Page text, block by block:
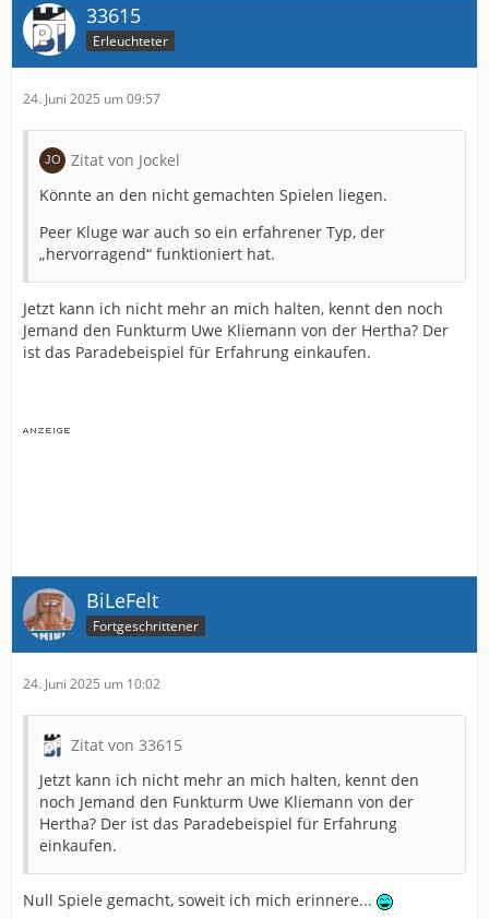
33615
Erleuchteter
24. Juni 2025 um 09:57
Zitat von Jockel
Könnte an den nicht gemachten Spielen liegen.
Peer Kluge war auch so ein erfahrener Typ, der
„hervorragend“ funktioniert hat.
Jetzt kann ich nicht mehr an mich halten, kennt den noch
Jemand den Funkturm Uwe Kliemann von der Hertha? Der
ist das Paradebeispiel für Erfahrung einkaufen.
BiLeFelt
Fortgeschrittener
24. Juni 2025 um 10:02
Zitat von 33615
Jetzt kann ich nicht mehr an mich halten, kennt den
noch Jemand den Funkturm Uwe Kliemann von der
Hertha? Der ist das Paradebeispiel für Erfahrung
einkaufen.
Null Spiele gemacht, soweit ich mich erinnere...